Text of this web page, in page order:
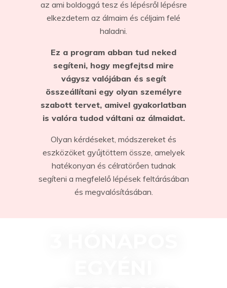
az ami boldoggá tesz és lépésről lépésre
elkezdetem az álmaim és céljaim felé
haladni.
Ez a program abban tud neked
segíteni, hogy megfejtsd mire
vágysz valójában és segít
összeállítani egy olyan személyre
szabott tervet, amivel gyakorlatban
is valóra tudod váltani az álmaidat.
Olyan kérdéseket, módszereket és
eszközöket gyűjtöttem össze, amelyek
hatékonyan és célratörően tudnak
segíteni a megfelelő lépések feltárásában
és megvalósításában.